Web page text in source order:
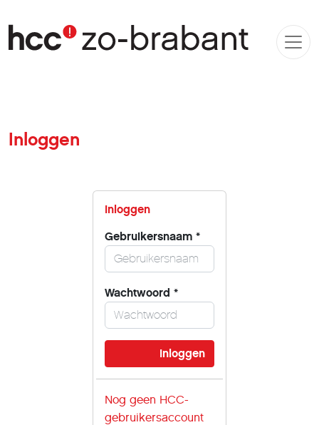
Inloggen
Inloggen
Gebruikersnaam *
Wachtwoord *
Nog geen HCC-
gebruikersaccount